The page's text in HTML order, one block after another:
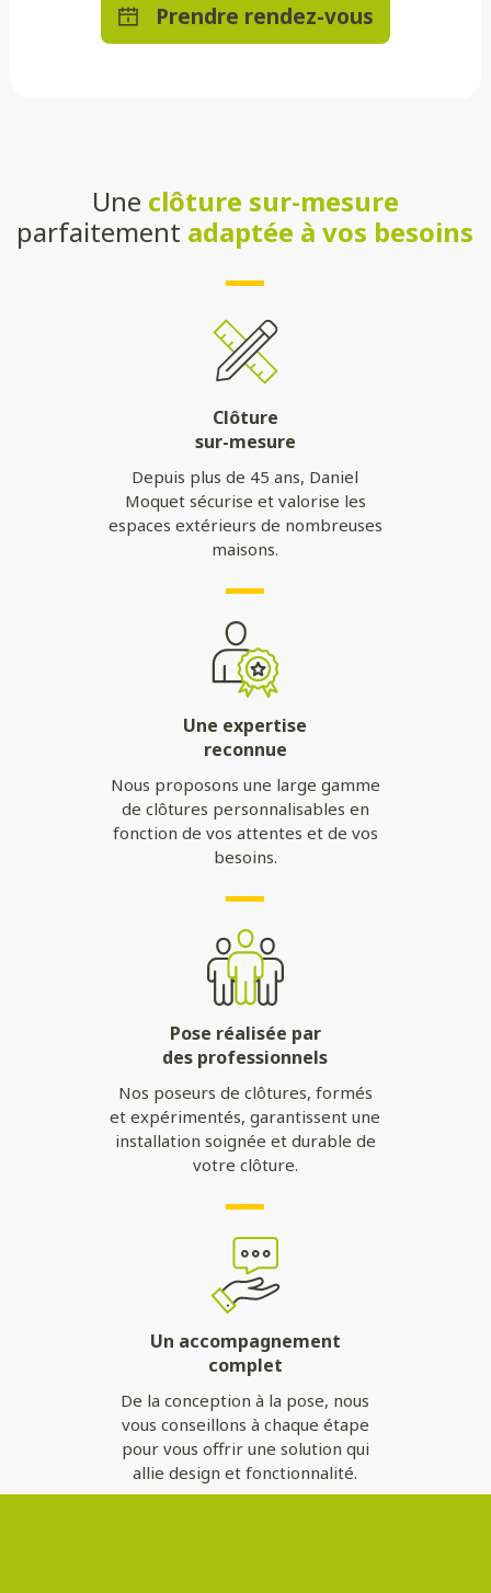
Prendre rendez-vous
Une clôture sur-mesure
parfaitement adaptée à vos besoins
Clôture
sur-mesure
Depuis plus de 45 ans, Daniel
Moquet sécurise et valorise les
espaces extérieurs de nombreuses
maisons.
Une expertise
reconnue
Nous proposons une large gamme
de clôtures personnalisables en
fonction de vos attentes et de vos
besoins.
Pose réalisée par
des professionnels
Nos poseurs de clôtures, formés
et expérimentés, garantissent une
installation soignée et durable de
votre clôture.
Un accompagnement
complet
De la conception à la pose, nous
vous conseillons à chaque étape
pour vous offrir une solution qui
allie design et fonctionnalité.